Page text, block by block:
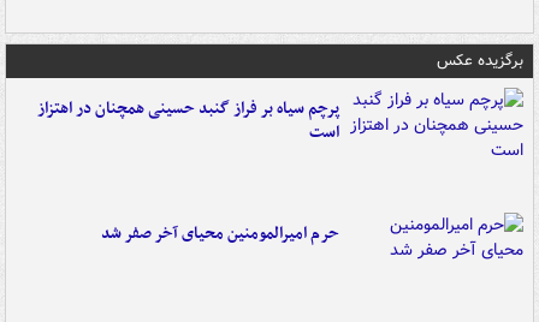
برگزیده عکس
پرچم سیاه بر فراز گنبد حسینی همچنان در اهتزاز
است
حرم امیرالمومنین محیای آخر صفر شد